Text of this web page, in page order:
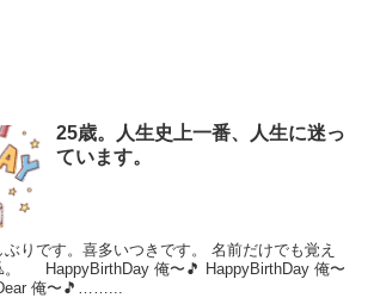
25歳。人生史上一番、人生に迷っ
ています。
りです。喜多いつきです。 名前だけでも覚え
。 HappyBirthDay 俺〜🎵 HappyBirthDay 俺〜
俺〜🎵……...